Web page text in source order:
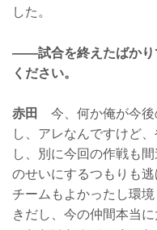
した。
——試合を終えたばかり
ください。
赤田
今、何か俺が今後
し、アレなんですけど
し、別に今回の作戦も
のせいにするつもりも
チームもよかったし環
きだし、今の仲間本当